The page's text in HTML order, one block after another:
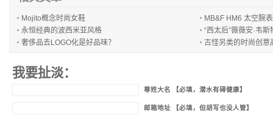
Mojito概念时尚女鞋
MB&F HM6 太空腕表
永恒经典的波西米亚风格
“西太后”薇薇安·韦
奢侈品去LOGO化是好品味？
古怪另类的时尚创意
我要扯淡：
尊姓大名 【必填，潜水有碍健康】
邮箱地址 【必填，但胡写也没人管】